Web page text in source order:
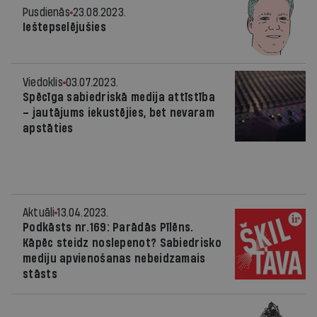
Pusdienās 23.08.2023.
Ieštepselējušies
Viedoklis 03.07.2023.
Spēcīga sabiedriskā medija attīstība
– jautājums iekustējies, bet nevaram
apstāties
Aktuāli 13.04.2023.
Podkāsts nr.169: Parādās Pīlēns.
Kāpēc steidz noslepenot? Sabiedrisko
mediju apvienošanas nebeidzamais
stāsts